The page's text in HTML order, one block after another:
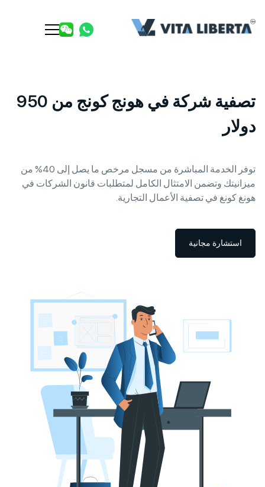
تصفية شركة في هونج كونج من 950
دولار
توفر الخدمة المباشرة من مسجل مرخص ما يصل إلى 40% من
ميزانيتك وتضمن الامتثال الكامل لمتطلبات قانون الشركات في
هونغ كونغ في تصفية الأعمال التجارية.
استشارة مجانية